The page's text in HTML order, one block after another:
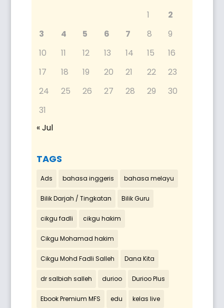
1
2
3
4 5 6 7 8
9
10
11 12 13 14 15
16
17
18 19 20 21 22
23
24
25 26 27 28 29
30
31
« Jul
TAGS
Ads bahasa inggeris bahasa melayu
Bilik Darjah / Tingkatan Bilik Guru
cikgu fadli cikgu hakim
Cikgu Mohamad hakim
Cikgu Mohd Fadli Salleh Dana Kita
dr salbiah salleh durioo Durioo Plus
Ebook Premium MFS edu kelas live